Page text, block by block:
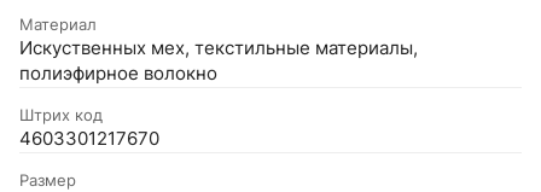
Материал
Искуственных мех, текстильные материалы,
полиэфирное волокно
Штрих код
4603301217670
Размер